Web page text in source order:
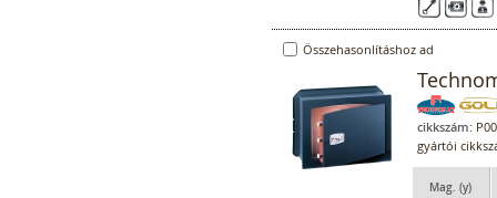
Összehasonlításhoz ad
cikkszám:
gyártói
Mag. (y)